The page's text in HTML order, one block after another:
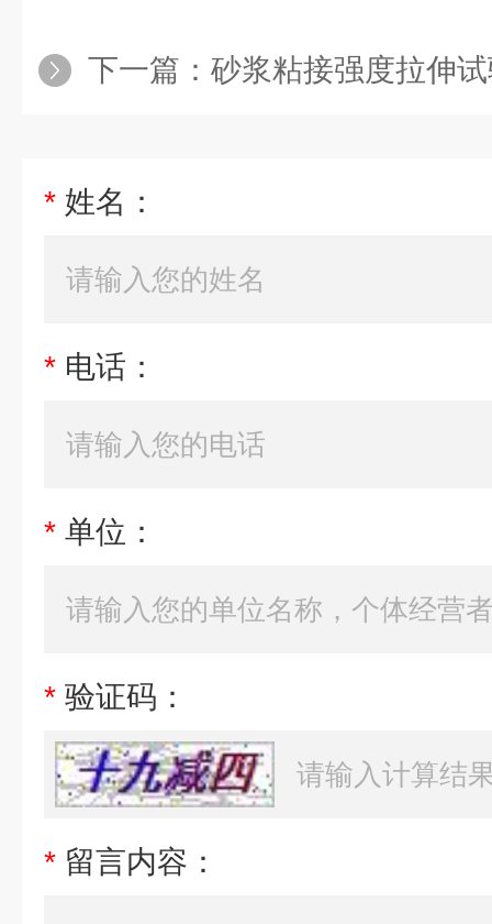
下一篇： 砂浆粘接强度拉伸
* 姓名：
* 电话：
* 单位：
* 验证码：
* 留言内容：